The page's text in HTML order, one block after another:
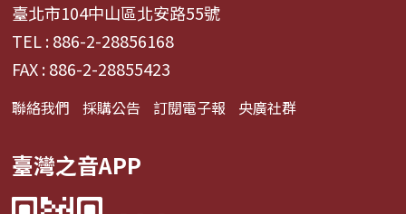
臺北市104中山區北安路55號
TEL : 886-2-28856168
FAX : 886-2-28855423
聯絡我們 採購公告 訂閱電子報 央廣社群
臺灣之音APP